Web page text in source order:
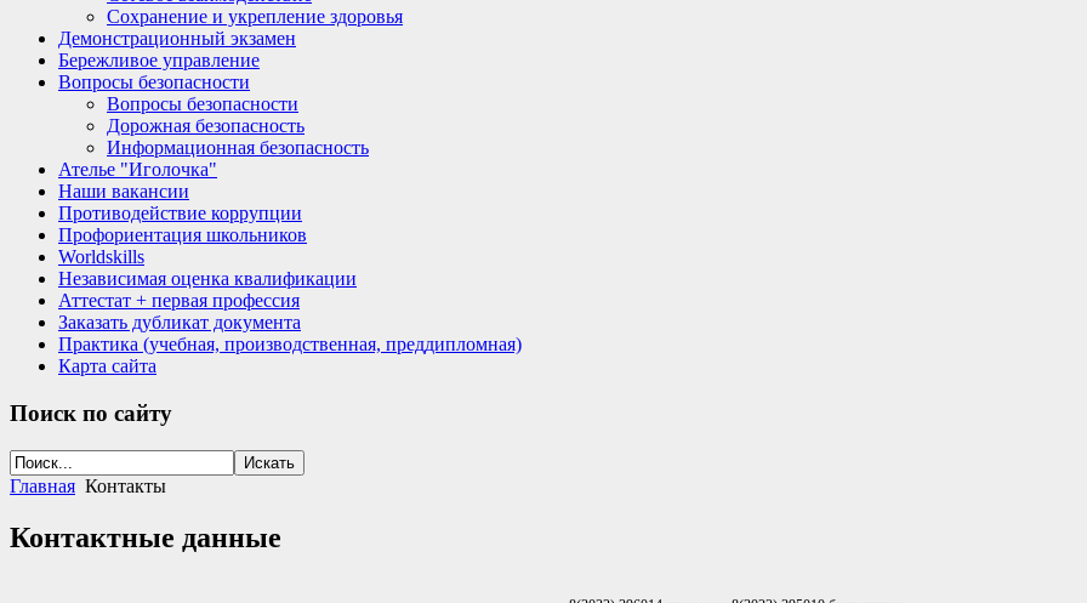
Сохранение и укрепление здоровья
Демонстрационный экзамен
Бережливое управление
Вопросы безопасности
Вопросы безопасности
Дорожная безопасность
Информационная безопасность
Ателье "Иголочка"
Наши вакансии
Противодействие коррупции
Профориентация школьников
Worldskills
Независимая оценка квалификации
Аттестат + первая профессия
Заказать дубликат документа
Практика (учебная, производственная, преддипломная)
Карта сайта
Поиск по сайту
Главная Контакты
Контактные данные